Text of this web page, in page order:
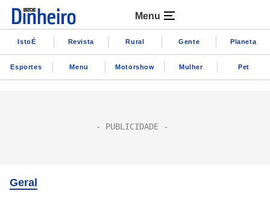
Menu
IstoÉ Revista Rural Gente Planeta
Esportes Menu Motorshow Mulher Pet
Geral